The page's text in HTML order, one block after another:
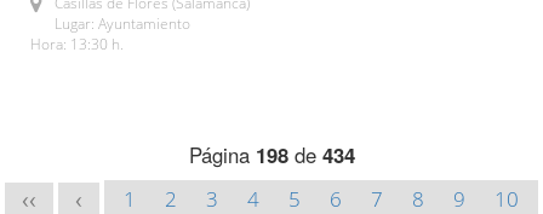
Lugar: Ayuntamiento
Hora: 13:30 h.
Página 198de 434
<< < 1 2 3 4 5 6 7 8 9
10